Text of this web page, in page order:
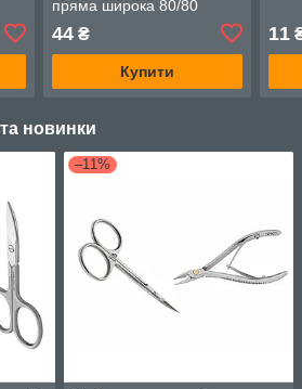
пряма широка 80/80
44₴
Купити
11
та новинки
–11%